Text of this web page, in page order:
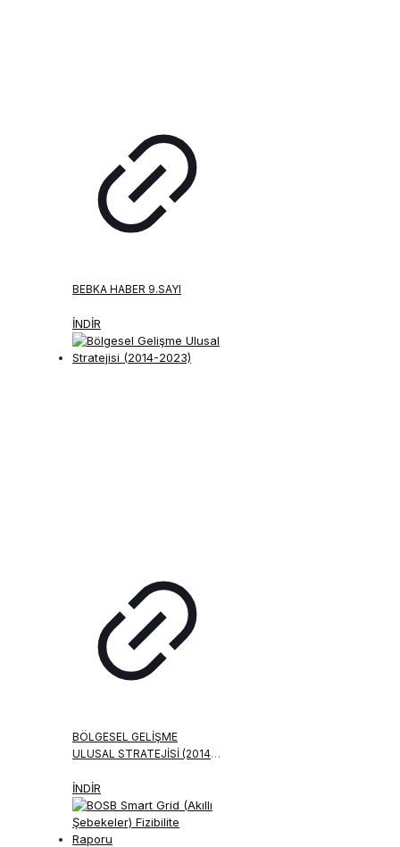
BEBKA HABER 9.SAYI
İNDİR
BÖLGESEL GELIŞME
ULUSAL STRATEJISI (2014-
İNDİR